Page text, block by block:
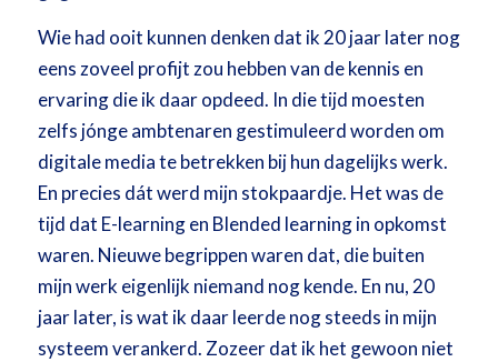
Wie had ooit kunnen denken dat ik 20 jaar later nog
eens zoveel profijt zou hebben van de kennis en
ervaring die ik daar opdeed. In die tijd moesten
zelfs jónge ambtenaren gestimuleerd worden om
digitale media te betrekken bij hun dagelijks werk.
En precies dát werd mijn stokpaardje. Het was de
tijd dat E-learning en Blended learning in opkomst
waren. Nieuwe begrippen waren dat, die buiten
mijn werk eigenlijk niemand nog kende. En nu, 20
jaar later, is wat ik daar leerde nog steeds in mijn
systeem verankerd. Zozeer dat ik het gewoon niet